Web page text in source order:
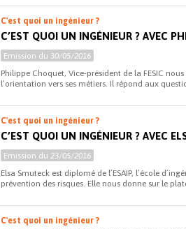
C'est quoi un ingénieur ?
C’EST QUOI UN INGÉNIEUR ? AVEC
Emission du30/05/2016
Philippe Choquet, Vice-président de la FESIC
l’orientation vers ses métiers. Il répond aux
C'est quoi un ingénieur ?
C’EST QUOI UN INGÉNIEUR ? AVEC
Emission du23/05/2016
Elsa Smuteck est diplomé de l’ESAIP, l’école
prévention des risques. Elle nous donne sur le
C'est quoi un ingénieur ?